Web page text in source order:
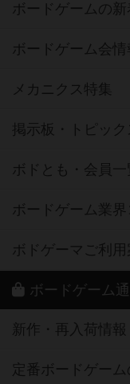
ボードゲームの
ボードゲーム会情
メカニクス特集
掲示板・トピック
ボドとも・会員一
ボードゲーム業界
ボドゲーマご利用
ボードゲーム
新作・再入荷情報
定番ボードゲー